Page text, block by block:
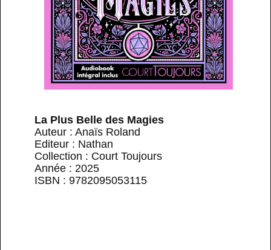
La Plus Belle des Magies
Auteur : Anaïs Roland
Editeur : Nathan
Collection : Court Toujours
Année : 2025
ISBN : 9782095053115